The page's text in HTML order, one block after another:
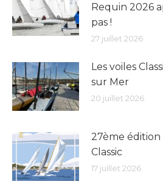
Requin 2026
pas !
27 juillet 2026
Les voiles
sur Mer
20 juillet 2026
27ème
Classic
17 juillet 2026